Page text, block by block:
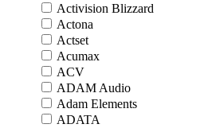
Activision Blizzard
Actona
Actset
Acumax
ACV
ADAM Audio
Adam Elements
ADATA